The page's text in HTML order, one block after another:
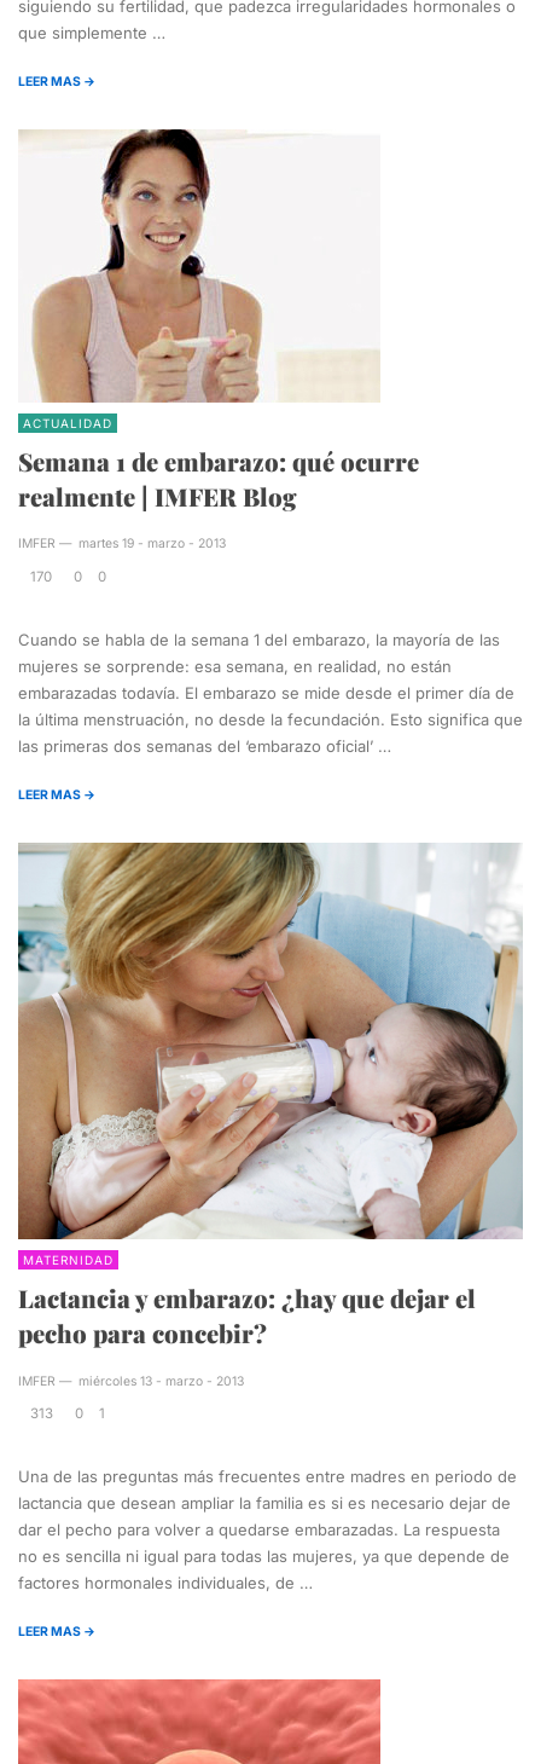
siguiendo su fertilidad, que padezca irregularidades hormonales o
que simplemente …
LEER MAS →
ACTUALIDAD
Semana 1 de embarazo: qué ocurre
realmente | IMFER Blog
IMFER — martes 19 - marzo - 2013
170 0 0
Cuando se habla de la semana 1 del embarazo, la mayoría de las
mujeres se sorprende: esa semana, en realidad, no están
embarazadas todavía. El embarazo se mide desde el primer día de
la última menstruación, no desde la fecundación. Esto significa que
las primeras dos semanas del ‘embarazo oficial’ …
LEER MAS →
MATERNIDAD
Lactancia y embarazo: ¿hay que dejar el
pecho para concebir?
IMFER — miércoles 13 - marzo - 2013
313 0 1
Una de las preguntas más frecuentes entre madres en periodo de
lactancia que desean ampliar la familia es si es necesario dejar de
dar el pecho para volver a quedarse embarazadas. La respuesta
no es sencilla ni igual para todas las mujeres, ya que depende de
factores hormonales individuales, de …
LEER MAS →